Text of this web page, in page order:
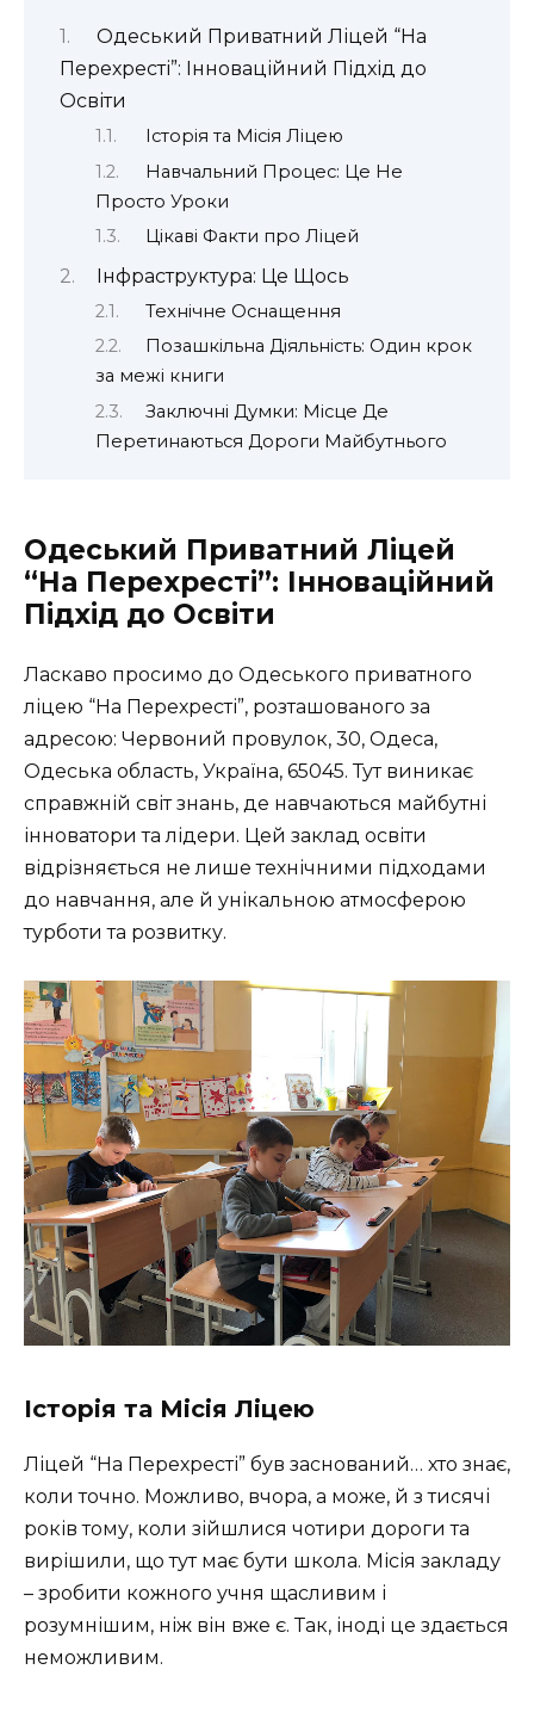
Одеський Приватний Ліцей “На
Перехресті”: Інноваційний Підхід до
Освіти
Історія та Місія Ліцею
Навчальний Процес: Це Не
Просто Уроки
Цікаві Факти про Ліцей
Інфраструктура: Це Щось
Технічне Оснащення
Позашкільна Діяльність: Один крок
за межі книги
Заключні Думки: Місце Де
Перетинаються Дороги Майбутнього
Одеський Приватний Ліцей
“На Перехресті”: Інноваційний
Підхід до Освіти
Ласкаво просимо до Одеського приватного
ліцею “На Перехресті”, розташованого за
адресою: Червоний провулок, 30, Одеса,
Одеська область, Україна, 65045. Тут виникає
справжній світ знань, де навчаються майбутні
інноватори та лідери. Цей заклад освіти
відрізняється не лише технічними підходами
до навчання, але й унікальною атмосферою
турботи та розвитку.
Історія та Місія Ліцею
Ліцей “На Перехресті” був заснований… хто знає,
коли точно. Можливо, вчора, а може, й з тисячі
років тому, коли зійшлися чотири дороги та
вирішили, що тут має бути школа. Місія закладу
– зробити кожного учня щасливим і
розумнішим, ніж він вже є. Так, іноді це здається
неможливим.